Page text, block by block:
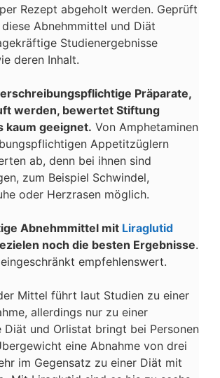
Rezept abgeholt werden. Geprüft
Abnehmmittel und Diät
Studienergebnisse
deren Inhalt.
Präparate,
werden, bewertet Stiftung
kaum geeignet. Von Amphetaminen
Appetitzüglern
ab, denn bei ihnen sind
zum Beispiel Schwindel,
oder Herzrasen möglich.
Abnehmmittel mit Liraglutid
ezielen noch die besten Ergebnisse.
empfehlenswert.
Mittel führt laut Studien zu einer
allerdings nur zu einer
Diät und Orlistat bringt bei Personen
eine Abnahme von drei
im Gegensatz zu einer Diät mit